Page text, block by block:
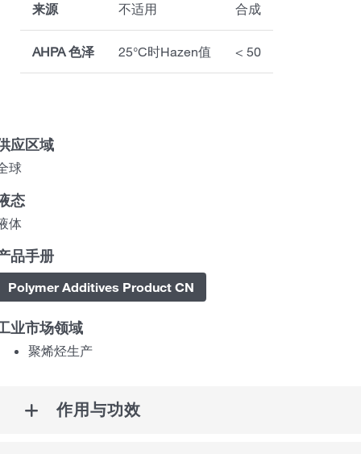
来源 不适用 合成
AHPA 色泽 25°C时Hazen值 < 50
应区域
球
态
体
品手册
Polymer Additives Product CN
业市场领域
聚烯烃生产
作用与功效